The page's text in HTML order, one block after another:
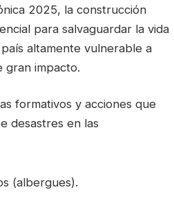
2025, la construcción
para salvaguardar la vida
altamente vulnerable a
gran impacto.
formativos y acciones que
desastres en las
(albergues).